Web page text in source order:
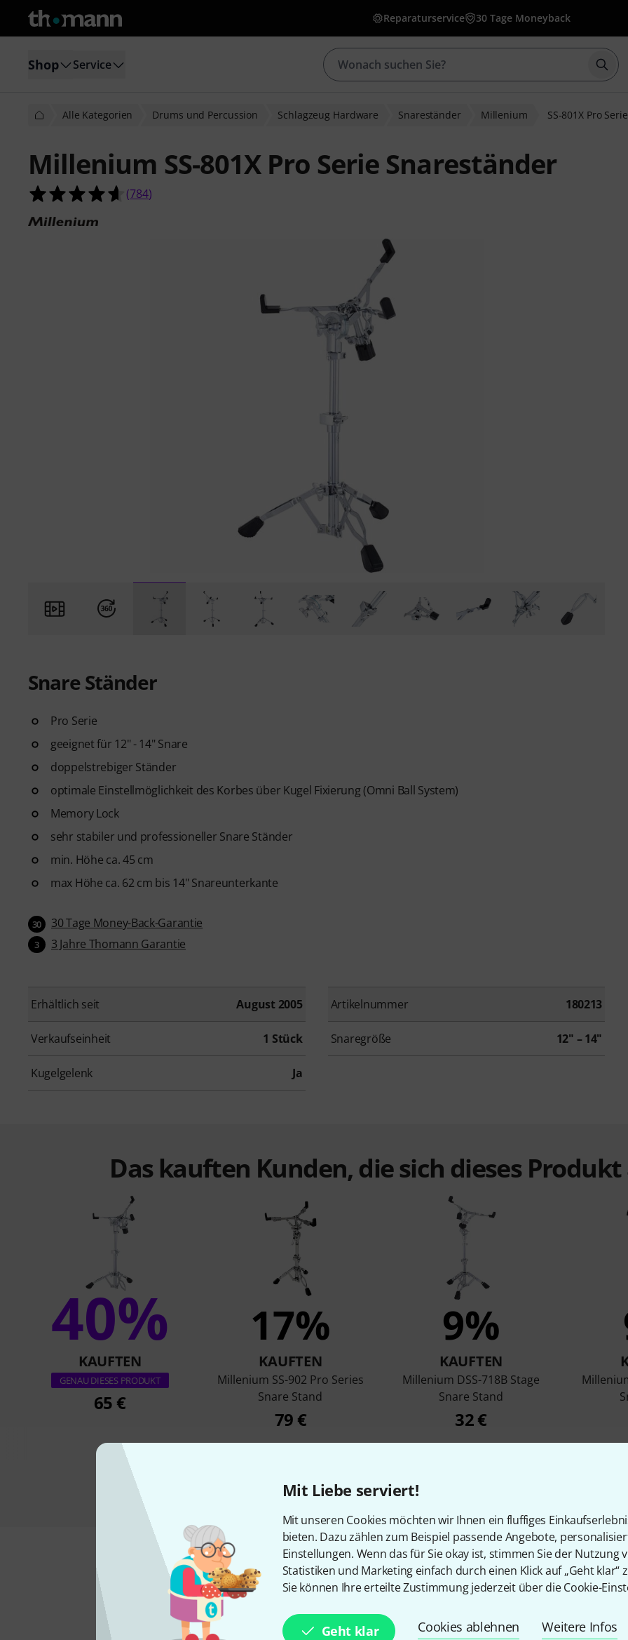
Mit Liebe serviert!
Mit unseren Cookies möchten wir Ihnen ein fluffiges
bieten. Dazu zählen zum Beispiel passende Angebote,
Einstellungen. Wenn das für Sie okay ist, stimmen Sie der Nutzung
Statistiken und Marketing einfach durch einen Klick auf „Geht klar“
Sie können Ihre erteilte Zustimmung jederzeit über die Cookie-
Geht klar Cookies ablehnen Weitere Infos
Reparaturservice 30 Tage Moneyback
Shop Service
Alle Kategorien Drums und Percussion Schlagzeug Hardware Snareständer Millenium SS-801X Pro
Millenium SS-801X Pro Serie Snareständer
4.6 von 5 Sternen aus 784 Kundenbewertungen
(784)
Snare Ständer
Pro Serie
geeignet für 12" - 14" Snare
doppelstrebiger Ständer
optimale Einstellmöglichkeit des Korbes über Kugel Fixierung (Omni Ball System)
Memory Lock
sehr stabiler und professioneller Snare Ständer
min. Höhe ca. 45 cm
max Höhe ca. 62 cm bis 14" Snareunterkante
30 30 Tage Money-Back-Garantie
3 3 Jahre Thomann Garantie
Erhältlich seit August 2005 Artikelnummer 180213
Verkaufseinheit 1 Stück Snaregröße 12" – 14"
Kugelgelenk Ja
Das kauften Kunden, die sich dieses
40%
KAUFTEN
GENAU DIESES PRODUKT
65 €
17%
KAUFTEN
Millenium SS-902 Pro Series
Snare Stand
79 €
9%
KAUFTEN
Millenium DSS-718B Stage
Snare Stand
32 €
Zubehör & passende Artikel